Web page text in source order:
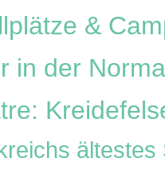
&
in der
ältestes